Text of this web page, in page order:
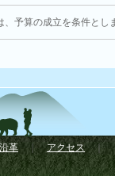
、予算の成立を条件とし
沿革 ｜アクセス｜